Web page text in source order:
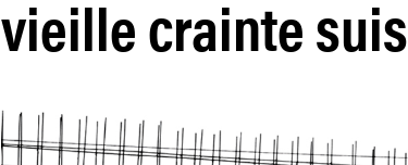
vieille crainte